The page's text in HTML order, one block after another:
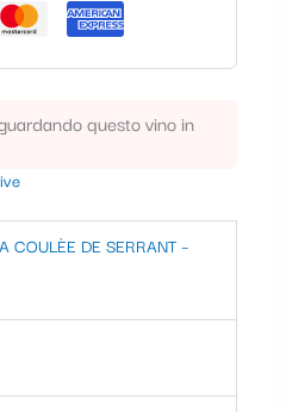
questo vino in
COULÈE DE SERRANT –